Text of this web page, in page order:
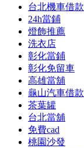
台北機車借款
24h當鋪
燈飾推薦
洗衣店
彰化當鋪
彰化免留車
高雄當舖
龜山汽車借款
茶葉罐
台北當舖
免費cad
桃園沙發